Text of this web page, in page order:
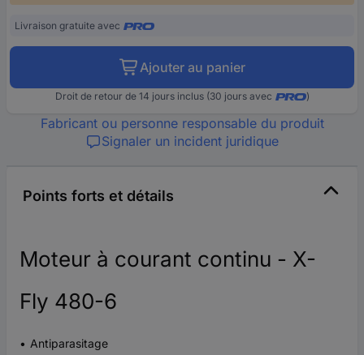
Livraison gratuite avec
Ajouter au panier
Droit de retour de 14 jours inclus (30 jours avec )
Fabricant ou personne responsable du produit
Signaler un incident juridique
Points forts et détails
Moteur à courant continu - X-
Fly 480-6
Antiparasitage